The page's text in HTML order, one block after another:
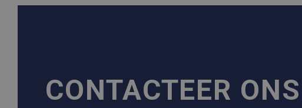
CONTACTEER ONS